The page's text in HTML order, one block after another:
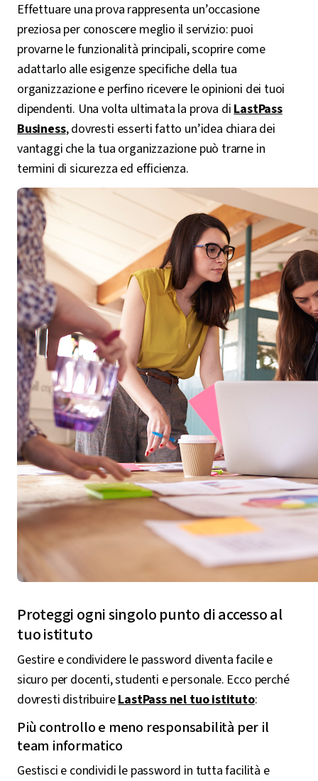
Effettuare una prova rappresenta un’occasione
preziosa per conoscere meglio il servizio: puoi
provarne le funzionalità principali, scoprire come
adattarlo alle esigenze specifiche della tua
organizzazione e perfino ricevere le opinioni dei tuoi
dipendenti. Una volta ultimata la prova diLastPass
Business, dovresti esserti fatto un’idea chiara dei
vantaggi che la tua organizzazione può trarne in
termini di sicurezza ed efficienza.
Proteggi ogni singolo punto di accesso al
tuo istituto
Gestire e condividere le password diventa facile e
sicuro per docenti, studenti e personale. Ecco perché
dovresti distribuireLastPass nel tuo istituto:
Più controllo e meno responsabilità per il
team informatico
Gestisci e condividi le password in tutta facilità e